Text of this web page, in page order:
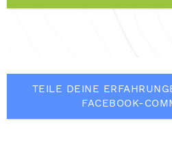
TEILE DEINE
FACEBOOK-